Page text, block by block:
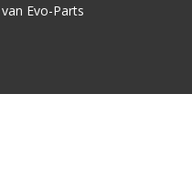
Evo-Parts